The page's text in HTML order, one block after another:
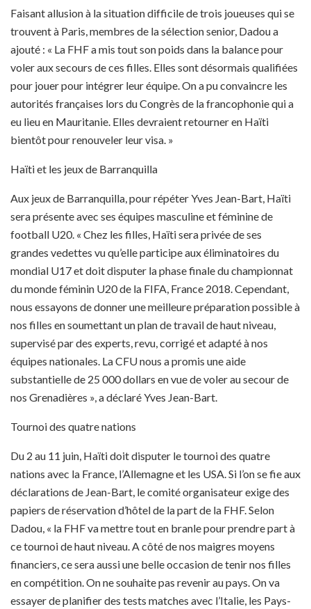
Faisant allusion à la situation difficile de trois joueuses qui se
trouvent à Paris, membres de la sélection senior, Dadou a
ajouté : « La FHF a mis tout son poids dans la balance pour
voler aux secours de ces filles. Elles sont désormais qualifiées
pour jouer pour intégrer leur équipe. On a pu convaincre les
autorités françaises lors du Congrès de la francophonie qui a
eu lieu en Mauritanie. Elles devraient retourner en Haïti
bientôt pour renouveler leur visa. »
Haïti et les jeux de Barranquilla
Aux jeux de Barranquilla, pour répéter Yves Jean-Bart, Haïti
sera présente avec ses équipes masculine et féminine de
football U20. « Chez les filles, Haïti sera privée de ses
grandes vedettes vu qu’elle participe aux éliminatoires du
mondial U17 et doit disputer la phase finale du championnat
du monde féminin U20 de la FIFA, France 2018. Cependant,
nous essayons de donner une meilleure préparation possible à
nos filles en soumettant un plan de travail de haut niveau,
supervisé par des experts, revu, corrigé et adapté à nos
équipes nationales. La CFU nous a promis une aide
substantielle de 25 000 dollars en vue de voler au secour de
nos Grenadières », a déclaré Yves Jean-Bart.
Tournoi des quatre nations
Du 2 au 11 juin, Haïti doit disputer le tournoi des quatre
nations avec la France, l’Allemagne et les USA. Si l’on se fie aux
déclarations de Jean-Bart, le comité organisateur exige des
papiers de réservation d’hôtel de la part de la FHF. Selon
Dadou, « la FHF va mettre tout en branle pour prendre part à
ce tournoi de haut niveau. A côté de nos maigres moyens
financiers, ce sera aussi une belle occasion de tenir nos filles
en compétition. On ne souhaite pas revenir au pays. On va
essayer de planifier des tests matches avec l’Italie, les Pays-